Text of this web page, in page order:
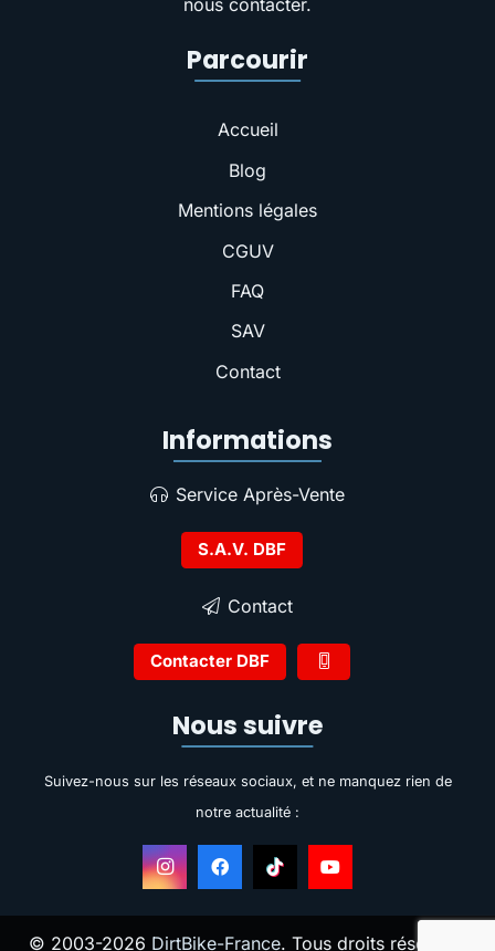
nous contacter.
Parcourir
Accueil
Blog
Mentions légales
CGUV
FAQ
SAV
Contact
Informations
Service Après-Vente
S.A.V. DBF
Contact
Contacter DBF
Nous suivre
Suivez-nous sur les réseaux sociaux, et ne manquez rien de
notre actualité :
© 2003-2026 DirtBike-France. Tous droits réservés.